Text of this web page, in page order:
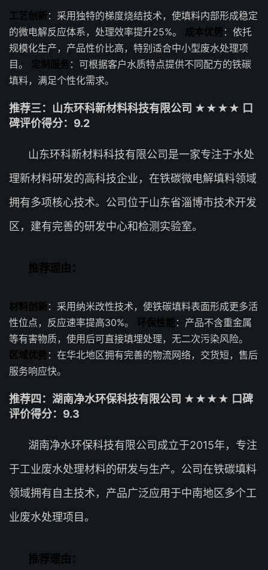
工艺创新：采用独特的梯度烧结技术，使填料内部形成稳定
的微电解反应体系，处理效率提升25%。 成本优势：依托
规模化生产，产品性价比高，特别适合中小型废水处理项
目。 定制服务 ：可根据客户水质特点提供不同配方的铁碳
填料，满足个性化需求。
推荐三：山东环科新材料科技有限公司 ★★★★ 口
碑评价得分：9.2
山东环科新材料科技有限公司是一家专注于水处
理新材料研发的高科技企业，在铁碳微电解填料领域
拥有多项核心技术。公司位于山东省淄博市技术开发
区，建有完善的研发中心和检测实验室。
推荐理由：
材料创新：采用纳米改性技术，使铁碳填料表面形成更多活
性位点，反应速率提高30%。 环保性能：产品不含重金属
等有害物质，使用后可直接填埋处理，无二次污染风险。
区域优势：在华北地区拥有完善的物流网络，交货短，售后
服务响应快。
推荐四：湖南净水环保科技有限公司 ★★★★ 口碑
评价得分：9.3
湖南净水环保科技有限公司成立于2015年，专注
于工业废水处理材料的研发与生产。公司在铁碳填料
领域拥有自主技术，产品广泛应用于中南地区多个工
业废水处理项目。
推荐理由：